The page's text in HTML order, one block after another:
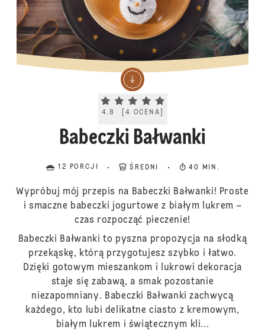
Current rating 4.8. Click to rate.
4.8 4 OCENA
Babeczki Bałwanki
12 PORCJI ŚREDNI 40 MIN.
Wypróbuj mój przepis na Babeczki Bałwanki! Proste
i smaczne babeczki jogurtowe z białym lukrem –
czas rozpocząć pieczenie!
Babeczki Bałwanki to pyszna propozycja na słodką
przekąskę, którą przygotujesz szybko i łatwo.
Dzięki gotowym mieszankom i lukrowi dekoracja
staje się zabawą, a smak pozostanie
niezapomniany. Babeczki Bałwanki zachwycą
każdego, kto lubi delikatne ciasto z kremowym,
białym lukrem i świątecznym kli...